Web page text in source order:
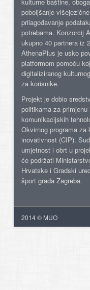
poboljšanje
prilagođavanje
potrebama. Konzorcij
ukupno 40 partnera iz
AthenaPlus je usko
platformom pomoću
digitaliziranog
za korisnike.
Projekt je dobio
politikama za
komunikacijskih
Okvirnog programa za
inovativnost (CIP).
umjetnost i obrt u
će podržati
Hrvatske i Gradski
šport grada Zagreba.
2014 © MUO